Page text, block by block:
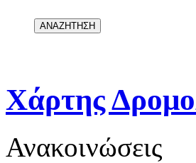
Χάρτης
Ανακοινώσεις